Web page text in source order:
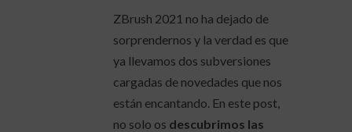
ZBrush 2021 no ha dejado de
sorprendernos y la verdad es que
ya llevamos dos subversiones
cargadas de novedades que nos
están encantando. En este post,
no solo os descubrimos las